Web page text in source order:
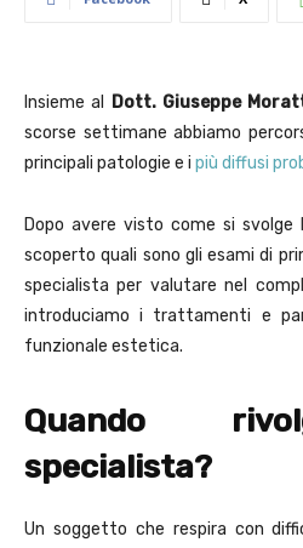
Insieme al Dott. Giuseppe
scorse settimane abbiamo
principali patologie e i più diffusi
Dopo avere visto come si
scoperto quali sono gli esami di
specialista per valutare nel
introduciamo i trattamenti e
funzionale estetica.
Quando
specialista?
Un soggetto che respira con